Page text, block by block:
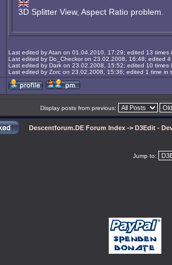
3D Splitter View, Aspect Ratio problem.
Last edited by Atan on 01.04.2010, 17:29; edited 13 times
Last edited by Do_Checkor on 23.02.2008, 16:48; edited 4
Last edited by Dark on 23.02.2008, 15:52; edited 10 times
Last edited by Zorc on 23.02.2008, 15:36; edited 1 time in
Display posts from previous:
Descentforum.DE Forum Index -> D3Edit -
Jump to: